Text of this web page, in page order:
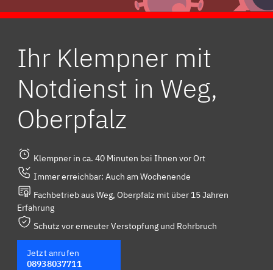
Ihr Klempner mit
Notdienst in Weg,
Oberpfalz
Klempner in ca. 40 Minuten bei Ihnen vor Ort
Immer erreichbar: Auch am Wochenende
Fachbetrieb aus Weg, Oberpfalz mit über 15 Jahren
Erfahrung
Schutz vor erneuter Verstopfung und Rohrbruch
Jetzt anrufen
08938037711